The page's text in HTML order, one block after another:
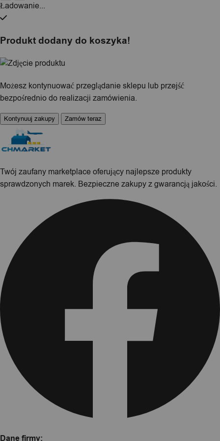
Ładowanie...
Produkt dodany do koszyka!
Możesz kontynuować przeglądanie sklepu lub przejść
bezpośrednio do realizacji zamówienia.
Kontynuuj zakupy Zamów teraz
Twój zaufany marketplace oferujący najlepsze produkty
sprawdzonych marek. Bezpieczne zakupy z gwarancją jakości.
Dane firmy: